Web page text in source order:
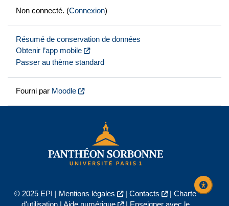
Non connecté. (Connexion)
Résumé de conservation de données
Obtenir l’app mobile
Passer au thème standard
Fourni par Moodle
© 2025 EPI | Mentions légales | Contacts | Charte